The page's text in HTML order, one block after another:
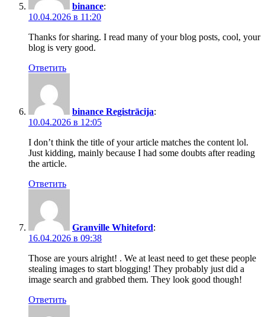
binance:
10.04.2026 в 11:20
Thanks for sharing. I read many of your blog posts, cool, your
blog is very good.
Ответить
binance Registrācija:
10.04.2026 в 12:05
I don’t think the title of your article matches the content lol.
Just kidding, mainly because I had some doubts after reading
the article.
Ответить
Granville Whiteford:
16.04.2026 в 09:38
Those are yours alright! . We at least need to get these people
stealing images to start blogging! They probably just did a
image search and grabbed them. They look good though!
Ответить